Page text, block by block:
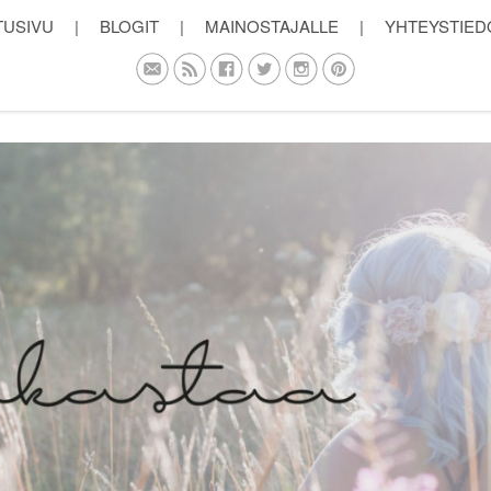
| BLOGIT | MAINOSTAJALLE |